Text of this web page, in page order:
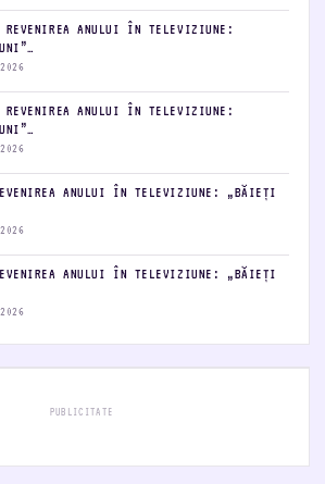
ANULUI ÎN TELEVIZIUNE:
ANULUI ÎN TELEVIZIUNE:
ANULUI ÎN TELEVIZIUNE: „BĂIEȚI
ANULUI ÎN TELEVIZIUNE: „BĂIEȚI
PUBLICITATE